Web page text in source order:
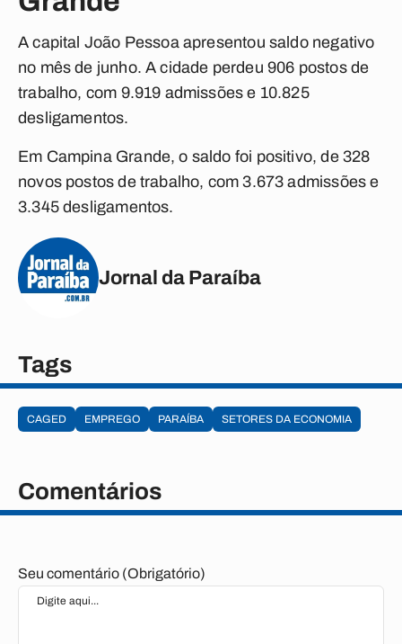
A capital João Pessoa apresentou saldo negativo
no mês de junho. A cidade perdeu 906 postos de
trabalho, com 9.919 admissões e 10.825
desligamentos.
Em Campina Grande, o saldo foi positivo, de 328
novos postos de trabalho, com 3.673 admissões e
3.345 desligamentos.
Jornal da Paraíba
Tags
CAGED EMPREGO PARAÍBA SETORES DA ECONOMIA
Comentários
Seu comentário (Obrigatório)